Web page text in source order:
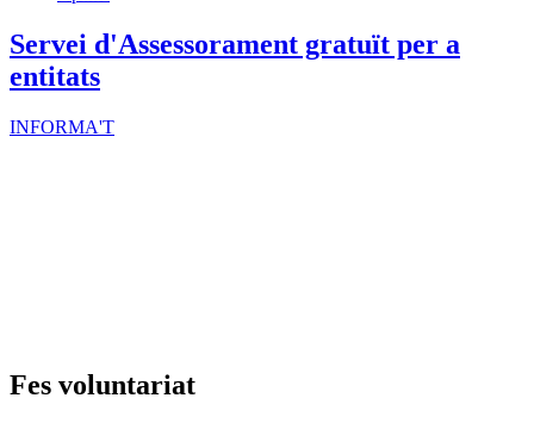
Servei d'Assessorament gratuït per a
entitats
INFORMA'T
Fes voluntariat